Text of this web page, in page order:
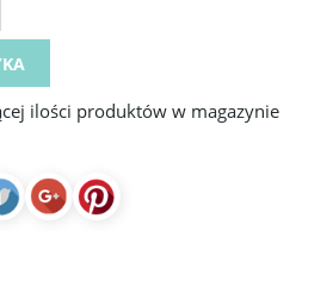
ilości produktów w magazynie